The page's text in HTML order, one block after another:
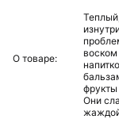
О товаре:
фрукты
Они